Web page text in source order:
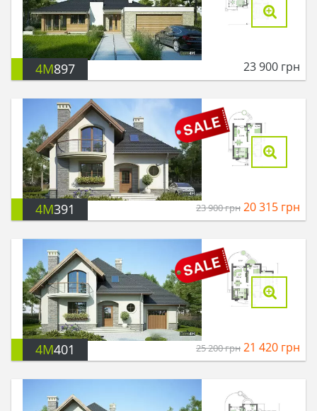
4M897 23 900 грн
4M391 23 900грн 20 315 грн
4M401 25 200грн 21 420 грн